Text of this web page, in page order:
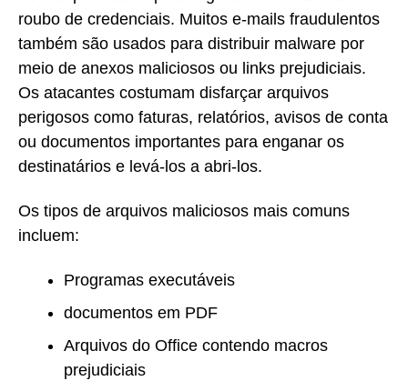
roubo de credenciais. Muitos e-mails fraudulentos
também são usados para distribuir malware por
meio de anexos maliciosos ou links prejudiciais.
Os atacantes costumam disfarçar arquivos
perigosos como faturas, relatórios, avisos de conta
ou documentos importantes para enganar os
destinatários e levá-los a abri-los.
Os tipos de arquivos maliciosos mais comuns
incluem:
Programas executáveis
documentos em PDF
Arquivos do Office contendo macros
prejudiciais